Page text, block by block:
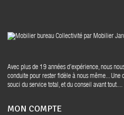
Avec plus de 19 années d’expérience, nous
conduite pour rester fidèle à nous même...
souci du service total, et du conseil avant tout....
MON COMPTE